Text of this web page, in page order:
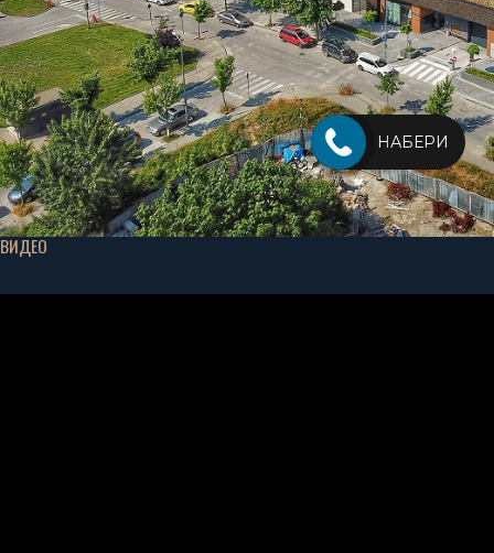
ВИДЕО
НАБЕРИ